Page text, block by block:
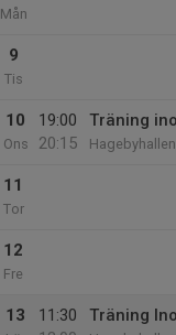
Mån
9
Tis
10
Ons
19:00
20:15
Träning
Hagebyhallen
11
Tor
12
Fre
13
11:30
Träning